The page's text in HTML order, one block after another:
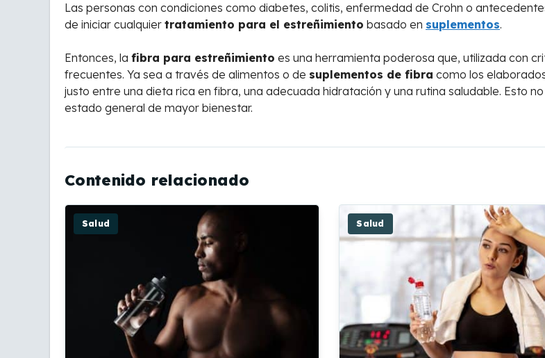
Las personas con condiciones como diabetes, colitis, enfermedad de Crohn o
de iniciar cualquier tratamiento para el estreñimiento basado en suplementos.
Entonces, la fibra para estreñimiento es una herramienta poderosa que, utilizada con
frecuentes. Ya sea a través de alimentos o de suplementos de fibra como los
justo entre una dieta rica en fibra, una adecuada hidratación y una rutina saludable. Esto
estado general de mayor bienestar.
Contenido relacionado
Salud Salud